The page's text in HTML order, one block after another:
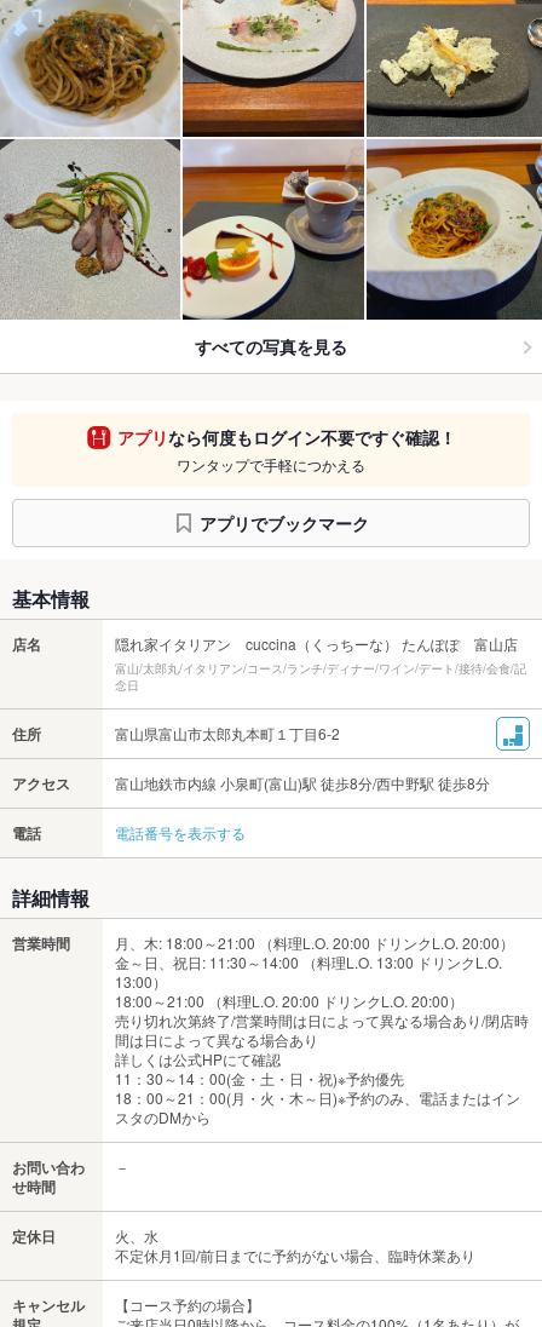
すべての写真を見る
アプリなら何度もログイン不要ですぐ確認！
ワンタップで手軽につかえる
アプリでブックマーク
基本情報
店名 隠れ家イタリアン cuccina（くっちーな） たんぽぽ 富山店
富山/太郎丸/イタリアン/コース/ランチ/ディナー/ワイン/デート/接待/会食/記
念日
住所 富山県富山市太郎丸本町１丁目6-2
アクセス 富山地鉄市内線 小泉町(富山)駅 徒歩8分/西中野駅 徒歩8分
電話 電話番号を表示する
詳細情報
営業時間
月、木: 18:00～21:00 （料理L.O. 20:00 ドリンクL.O. 20:00）
金～日、祝日: 11:30～14:00 （料理L.O. 13:00 ドリンクL.O.
13:00）
18:00～21:00 （料理L.O. 20:00 ドリンクL.O. 20:00）
売り切れ次第終了/営業時間は日によって異なる場合あり/閉店時
間は日によって異なる場合あり
詳しくは公式HPにて確認
11：30～14：00(金・土・日・祝)※予約優先
18：00～21：00(月・火・木～日)※予約のみ、電話またはイン
スタのDMから
お問い合わ
せ時間
－
定休日
火、水
不定休月1回/前日までに予約がない場合、臨時休業あり
キャンセル
【コース予約の場合】